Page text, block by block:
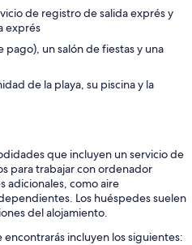
de registro de salida exprés y
exprés
un salón de fiestas y una
de la playa, su piscina y la
que incluyen un servicio de
para trabajar con ordenador
adicionales, como aire
Los huéspedes suelen
del alojamiento.
incluyen los siguientes: